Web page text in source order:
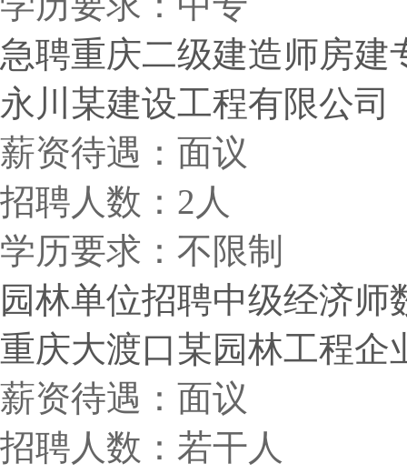
急聘重庆二级建造师房建
永川某建设工程有限公司
薪资待遇：面议
招聘人数：2人
学历要求：不限制
园林单位招聘中级经济师
重庆大渡口某园林工程企
薪资待遇：面议
招聘人数：若干人